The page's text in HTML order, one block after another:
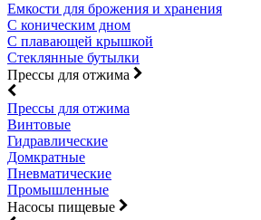
Емкости для брожения и хранения
С коническим дном
С плавающей крышкой
Стеклянные бутылки
Прессы для отжима
Прессы для отжима
Винтовые
Гидравлические
Домкратные
Пневматические
Промышленные
Насосы пищевые